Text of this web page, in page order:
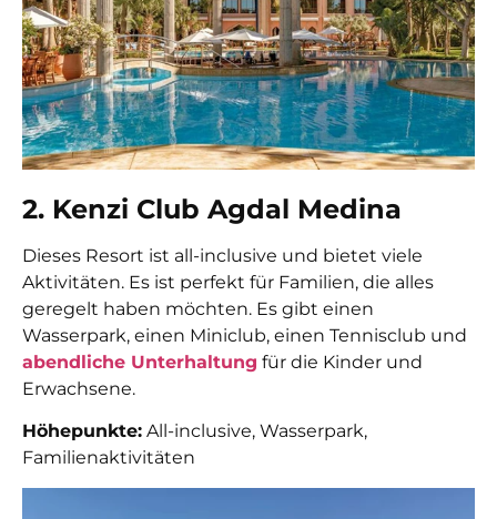
2. Kenzi Club Agdal Medina
Dieses Resort ist all-inclusive und bietet viele
Aktivitäten. Es ist perfekt für Familien, die alles
geregelt haben möchten. Es gibt einen
Wasserpark, einen Miniclub, einen Tennisclub und
abendliche Unterhaltung für die Kinder und
Erwachsene.
Höhepunkte: All-inclusive, Wasserpark,
Familienaktivitäten